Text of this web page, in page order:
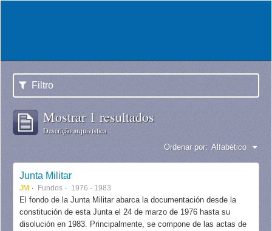
Filtro
Mostrar 1 resultados
Descrição arquivística
Ordenar por: Alfabético
Junta Militar
JM Fundos 1976 - 1983
El fondo de la Junta Militar abarca la documentación desde la
constitución de esta Junta el 24 de marzo de 1976 hasta su
disolución en 1983. Principalmente, se compone de las actas de